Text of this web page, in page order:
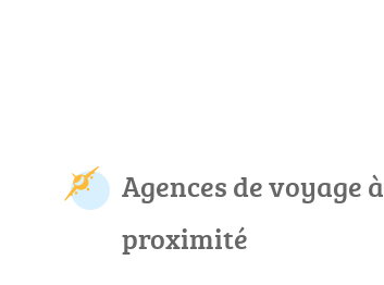
Agences de voyage à
proximité